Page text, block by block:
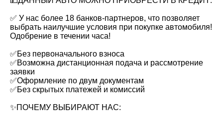
✅ У нас более 18 банков-партнеров, что позволяет
выбрать наилучшие условия при покупке автомобиля!
Одобрение в течении часа!
✅Без первоначального взноса
✅Возможна дистанционная подача и рассмотрение
заявки
✅Оформление по двум документам
✅Без скрытых платежей и комиссий
✨ПОЧЕМУ ВЫБИРАЮТ НАС: